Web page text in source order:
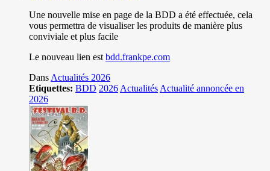
Une nouvelle mise en page de la BDD a été effectuée, cela
vous permettra de visualiser les produits de manière plus
conviviale et plus facile
Le nouveau lien est bdd.frankpe.com
Dans Actualités 2026
Etiquettes: BDD 2026 Actualités Actualité annoncée en
2026